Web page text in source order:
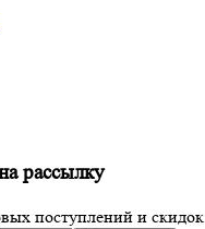
рассылку
поступлений и скидок